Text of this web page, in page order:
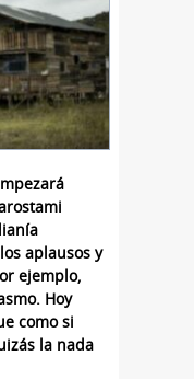
aplausos y
ejemplo,
Hoy
como si
la nada